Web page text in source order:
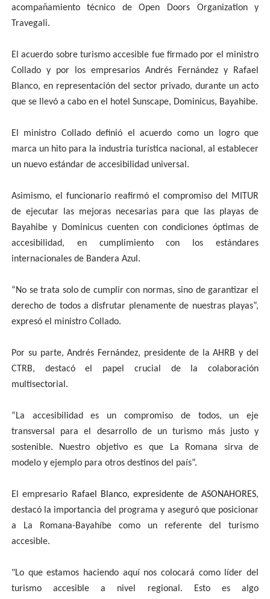
acompañamiento técnico de Open Doors Organization y
Travegali.
El acuerdo sobre turismo accesible fue firmado por el ministro
Collado y por los empresarios Andrés Fernández y Rafael
Blanco, en representación del sector privado, durante un acto
que se llevó a cabo en el hotel Sunscape, Dominicus, Bayahibe.
El ministro Collado definió el acuerdo como un logro que
marca un hito para la industria turística nacional, al establecer
un nuevo estándar de accesibilidad universal.
Asimismo, el funcionario reafirmó el compromiso del MITUR
de ejecutar las mejoras necesarias para que las playas de
Bayahibe y Dominicus cuenten con condiciones óptimas de
accesibilidad, en cumplimiento con los estándares
internacionales de Bandera Azul.
“No se trata solo de cumplir con normas, sino de garantizar el
derecho de todos a disfrutar plenamente de nuestras playas”,
expresó el ministro Collado.
Por su parte, Andrés Fernández, presidente de la AHRB y del
CTRB, destacó el papel crucial de la colaboración
multisectorial.
“La accesibilidad es un compromiso de todos, un eje
transversal para el desarrollo de un turismo más justo y
sostenible. Nuestro objetivo es que La Romana sirva de
modelo y ejemplo para otros destinos del país”.
El empresario Rafael Blanco, expresidente de ASONAHORES,
destacó la importancia del programa y aseguró que posicionar
a La Romana-Bayahíbe como un referente del turismo
accesible.
"Lo que estamos haciendo aquí nos colocará como líder del
turismo accesible a nivel regional. Esto es algo